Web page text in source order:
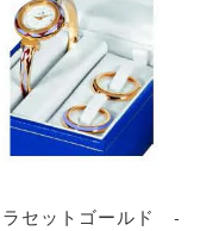
ラセットゴールド -